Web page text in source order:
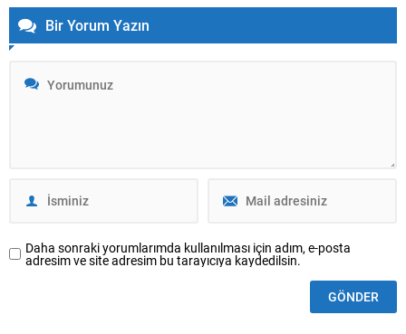
Bir Yorum Yazın
Daha sonraki yorumlarımda kullanılması için adım, e-posta
adresim ve site adresim bu tarayıcıya kaydedilsin.